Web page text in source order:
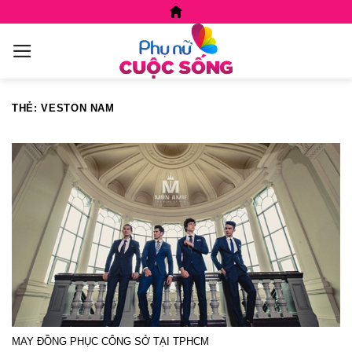
content
THẺ:VESTON NAM
MAY ĐỒNG PHỤC CÔNG SỞ TẠI TPHCM